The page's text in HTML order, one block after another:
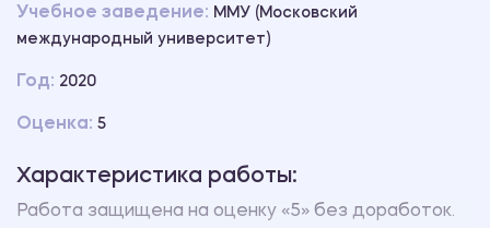
Учебное заведение: ММУ (Московский
международный университет)
Год: 2020
Оценка: 5
Характеристика работы:
Работа защищена на оценку «5» без доработок.